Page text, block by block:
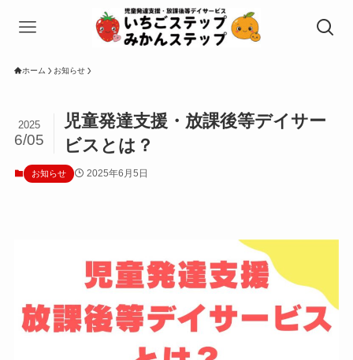
ホーム お知らせ
児童発達支援・放課後等デイサー
ビスとは？
2025
6/05
お知らせ 2025年6月5日